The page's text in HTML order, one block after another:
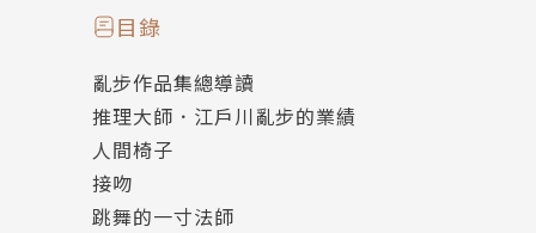
他晚期設立江戶川亂步獎，催生日本推理作家協會
作品也是名偵探柯南及影視動漫的取材對象，改
更是日本男女老幼都喜愛的國民作家，影響力至今
一旦踏進閱讀的世界，不管路途再多麼峰迴路轉，
最後必然會走到這位大師－－江戶川亂步的面前。
目錄
亂步作品集總導讀
推理大師．江戶川亂步的業績
人間椅子
接吻
跳舞的一寸法師